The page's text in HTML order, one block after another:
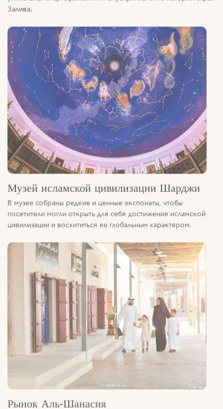
Музей исламской цивилизации Шарджи
В музее собраны редкие и ценные экспонаты, чтобы
посетители могли открыть для себя достижения исламской
цивилизации и восхититься ее глобальным характером.
Рынок Аль-Шанасия
Один из старейших рынков в регионе, названный в честь
шанасских купцов, которые раньше торговали на этом месте,